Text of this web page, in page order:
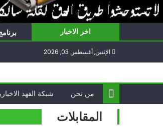
اخر الاخبار
أيّ
أيّ
الإثنين, أغسطس 03, 2026
شبكة الفهد من نحن
المقابلات